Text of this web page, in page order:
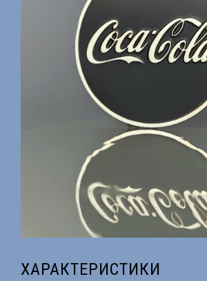
ХАРАКТЕРИСТИКИ